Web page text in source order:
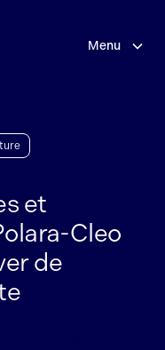
Menu
et
Cleo
de